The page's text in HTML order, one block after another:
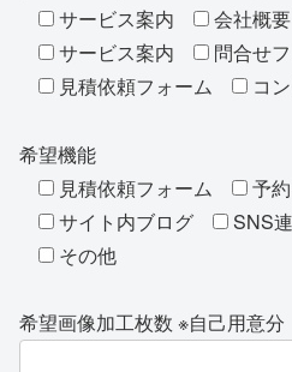
サービス案内
会社概要
サービス案内
問合せ
見積依頼フォーム
コ
希望機能
見積依頼フォーム
予
サイト内ブログ
SNS
その他
希望画像加工枚数 ※自己用意分